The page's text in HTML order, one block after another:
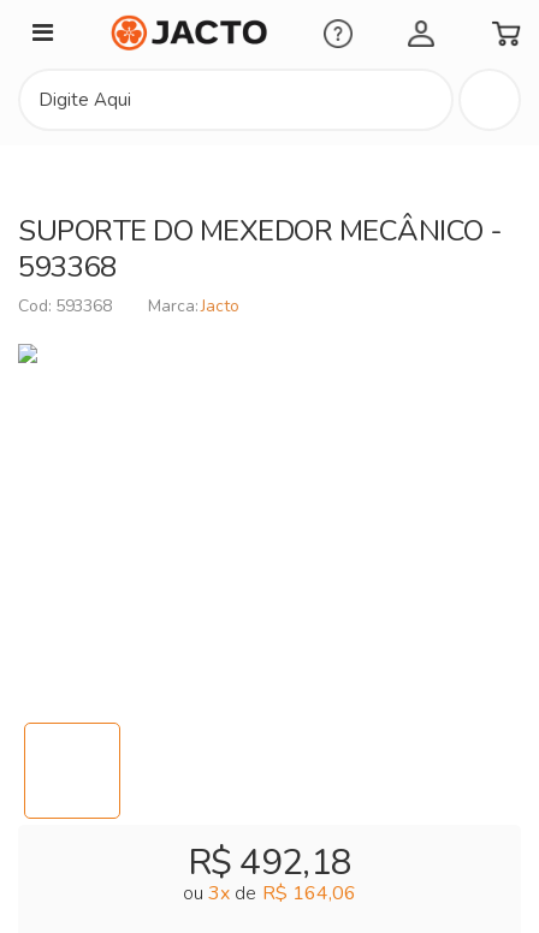
Minha Conta
SUPORTE DO MEXEDOR MECÂNICO -
593368
593368 Jacto
R$ 492,18
ou 3x de R$ 164,06